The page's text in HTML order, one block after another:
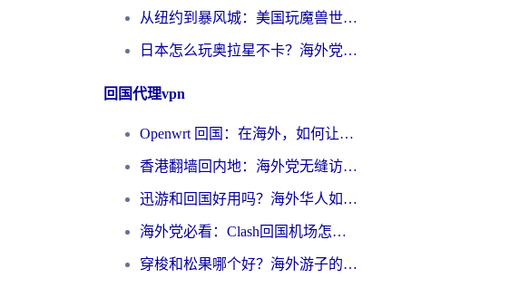
从纽约到暴风城：美国玩魔兽世界，如何找到你的最佳网络航线
日本怎么玩奥拉星不卡？海外党国服游戏加速器选择全攻略
回国代理vpn
Openwrt 回国：在海外，如何让家的网络触手可及
香港翻墙回内地：海外党无缝访问国内资源的加速器选择全攻略
迅游和回国好用吗？海外华人如何选择靠谱的回国加速器
海外党必看：Clash回国机场怎么选？一篇搞定无缝访问国内资源的全攻略
穿梭和松果哪个好？海外游子的数字归乡路，到底该怎么选